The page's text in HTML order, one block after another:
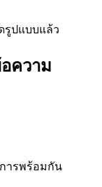
รูปแบบแล้ว
ความ
ารพร้อมกัน